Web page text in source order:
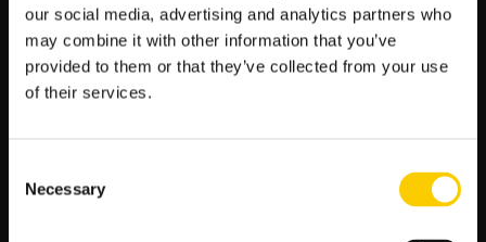
our social media, advertising and analytics partners who
may combine it with other information that you’ve
provided to them or that they’ve collected from your use
of their services.
Selection
Necessary
godz. 17.30
GKS Katowice – Arka Gdynia
godz. 20.15